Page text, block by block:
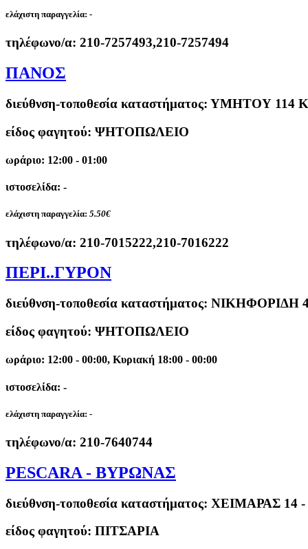
ελάχιστη παραγγελία: -
τηλέφωνο/α: 210-7257493,210-7257494
ΠΑΝΟΣ
διεύθνση-τοποθεσία καταστήματος: ΥΜΗΤΟΥ 114
είδος φαγητού: ΨΗΤΟΠΩΛΕΙΟ
ωράριο: 12:00 - 01:00
ιστοσελίδα: -
ελάχιστη παραγγελία: 5.50€
τηλέφωνο/α: 210-7015222,210-7016222
ΠΕΡΙ..ΓΥΡΟΝ
διεύθνση-τοποθεσία καταστήματος: ΝΙΚΗΦΟΡΙΔΗ
είδος φαγητού: ΨΗΤΟΠΩΛΕΙΟ
ωράριο: 12:00 - 00:00, Κυριακή 18:00 - 00:00
ιστοσελίδα: -
ελάχιστη παραγγελία: -
τηλέφωνο/α: 210-7640744
PESCARA - ΒΥΡΩΝΑΣ
διεύθνση-τοποθεσία καταστήματος: ΧΕΙΜΑΡΑΣ 14
είδος φαγητού: ΠΙΤΣΑΡΙΑ